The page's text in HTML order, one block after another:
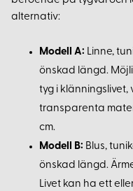
alternativ:
Modell A: Linne,
önskad längd.
tyg i klänningslivet,
transparenta
cm.
Modell B: Blus,
önskad längd.
Livet kan ha ett